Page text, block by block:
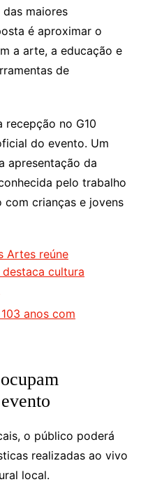
maiores
é aproximar o
a arte, a educação e
de
no G10
do evento. Um
apresentação da
pelo trabalho
crianças e jovens
Artes reúne
cultura
anos com
o público poderá
realizadas ao vivo
local.